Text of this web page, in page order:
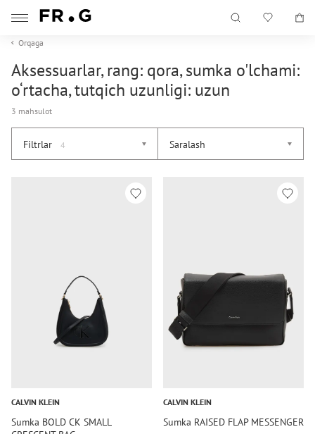
Orqaga
Aksessuarlar, rang: qora, sumka o'lchami:
o‘rtacha, tutqich uzunligi: uzun
3 mahsulot
Filtrlar 4 Saralash
CALVIN KLEIN
Sumka BOLD CK SMALL
CALVIN KLEIN
Sumka RAISED FLAP MESSENGER